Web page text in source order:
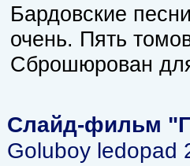
Бардовские
очень. Пять
Сброшюрован
Слайд-фильм
Goluboy ledopad